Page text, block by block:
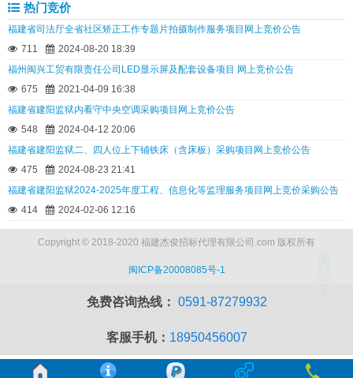
热门竞价
福建省司法厅全省社区矫正工作专题片拍摄制作服务项目网上竞价公告
711
2024-08-20 18:39
福州闽兴工贸有限责任公司LED显示屏及配套设备项目 网上竞价公告
675
2021-04-09 16:38
福建省建阳监狱内看守中央空调采购项目网上竞价公告
548
2024-04-12 20:06
福建省建阳监狱二、四人位上下铺铁床（含床板）采购项目网上竞价公告
475
2024-08-23 21:41
福建省建阳监狱2024-2025年度工程、信息化等监理服务项目网上竞价采购公告
414
2024-02-06 12:16
Copyright © 2018-2020 福建杰俊招标代理有限公司.com 版权所有
闽ICP备20008085号-1
免费咨询热线： 0591-87279932
客服手机： 18950456007